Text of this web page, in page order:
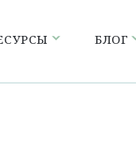
БЛОГ